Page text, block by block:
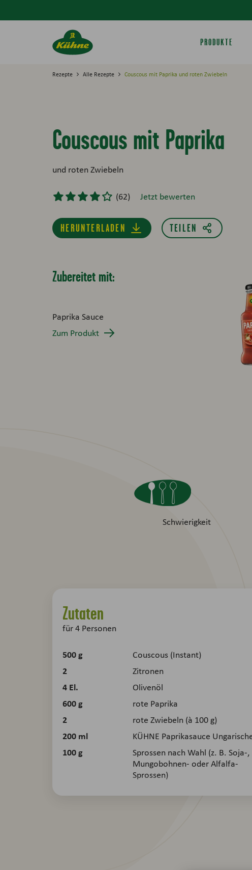
Springe zum Hauptinhalt
PRODUKTE
Rezepte Alle Rezepte Couscous mit Paprika und roten Zwiebeln
Couscous mit Paprika
und roten Zwiebeln
(62) Jetzt bewerten
HERUNTERLADEN
Zubereitet mit:
Paprika Sauce
Zum Produkt
Schwierigkeit
Zutaten
für4 Personen
500g Couscous (Instant)
2 Zitronen
4 El. Olivenöl
600g rote Paprika
2 rote Zwiebeln (à 100 g)
200 ml KÜHNE Paprikasauce
100g
Sprossen nach Wahl (z. B. Soja-,
Mungobohnen- oder Alfalfa-
Sprossen)